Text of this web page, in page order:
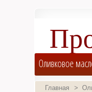
Оливковое
Главная >